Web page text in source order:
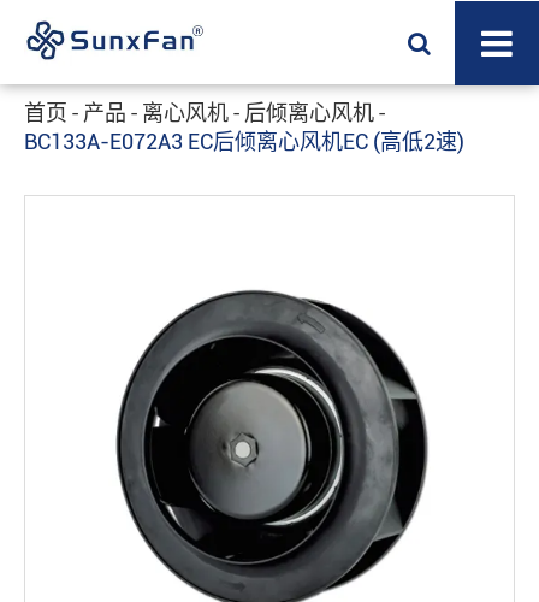
首页 产品 离心风机
后倾离心风机
BC133A-E072A3 EC后倾离心风机EC (高低2速)